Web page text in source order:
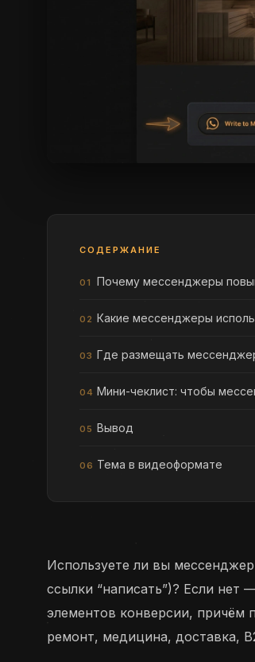
СОДЕРЖАНИЕ
Почему мессенджеры
Какие мессенджеры
Где размещать
Мини-чеклист: чтобы
Вывод
Тема в видеоформате
Используете ли вы
ссылки “написать”)? Если
элементов конверсии, причём
ремонт, медицина, доставка,